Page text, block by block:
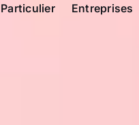
Particulier Entreprises